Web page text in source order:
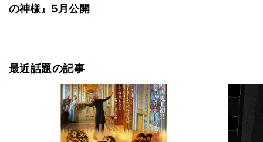
の神様』5月公開
最近話題の記事